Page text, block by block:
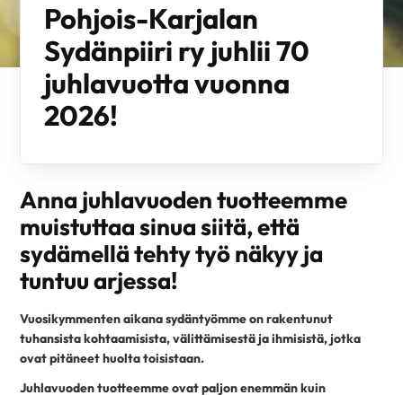
Pohjois-Karjalan
Sydänpiiri ry juhlii70
juhlavuotta vuonna
2026!
Anna juhlavuoden tuotteemme
muistuttaa sinua siitä, että
sydämellä tehty työ näkyy ja
tuntuu arjessa!
Vuosikymmenten aikana sydäntyömme on rakentunut
tuhansista kohtaamisista, välittämisestä ja ihmisistä, jotka
ovat pitäneet huolta toisistaan.
Juhlavuoden tuotteemme ovat paljon enemmän kuin